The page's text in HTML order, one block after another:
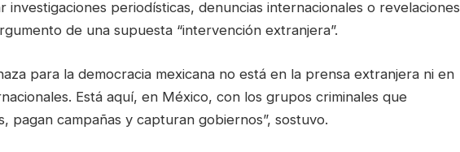
investigaciones periodísticas, denuncias internacionales o revelaciones
de una supuesta “intervención extranjera”.
para la democracia mexicana no está en la prensa extranjera ni en
Está aquí, en México, con los grupos criminales que
pagan campañas y capturan gobiernos”, sostuvo.